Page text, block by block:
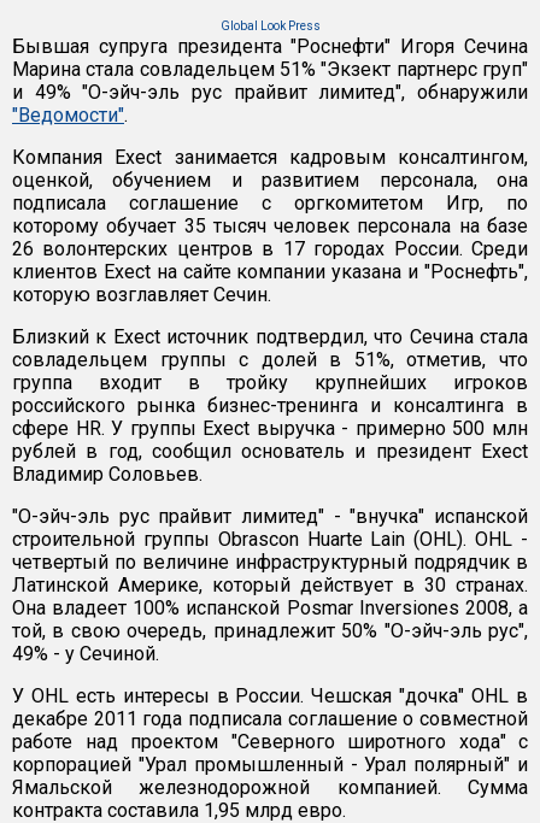
Global Look Press
Бывшая супруга президента "Роснефти" Игоря Сечина
Марина стала совладельцем 51% "Экзект партнерс груп"
и 49% "О-эйч-эль рус прайвит лимитед", обнаружили
"Ведомости".
Компания Exect занимается кадровым консалтингом,
оценкой, обучением и развитием персонала, она
подписала соглашение с оргкомитетом Игр, по
которому обучает 35 тысяч человек персонала на базе
26 волонтерских центров в 17 городах России. Среди
клиентов Exect на сайте компании указана и "Роснефть",
которую возглавляет Сечин.
Близкий к Exect источник подтвердил, что Сечина стала
совладельцем группы с долей в 51%, отметив, что
группа входит в тройку крупнейших игроков
российского рынка бизнес-тренинга и консалтинга в
сфере HR. У группы Exect выручка - примерно 500 млн
рублей в год, сообщил основатель и президент Exect
Владимир Соловьев.
"О-эйч-эль рус прайвит лимитед" - "внучка" испанской
строительной группы Obrascon Huarte Lain (OHL). OHL -
четвертый по величине инфраструктурный подрядчик в
Латинской Америке, который действует в 30 странах.
Она владеет 100% испанской Posmar Inversiones 2008, а
той, в свою очередь, принадлежит 50% "О-эйч-эль рус",
49% - у Сечиной.
У OHL есть интересы в России. Чешская "дочка" OHL в
декабре 2011 года подписала соглашение о совместной
работе над проектом "Северного широтного хода" с
корпорацией "Урал промышленный - Урал полярный" и
Ямальской железнодорожной компанией. Сумма
контракта составила 1,95 млрд евро.